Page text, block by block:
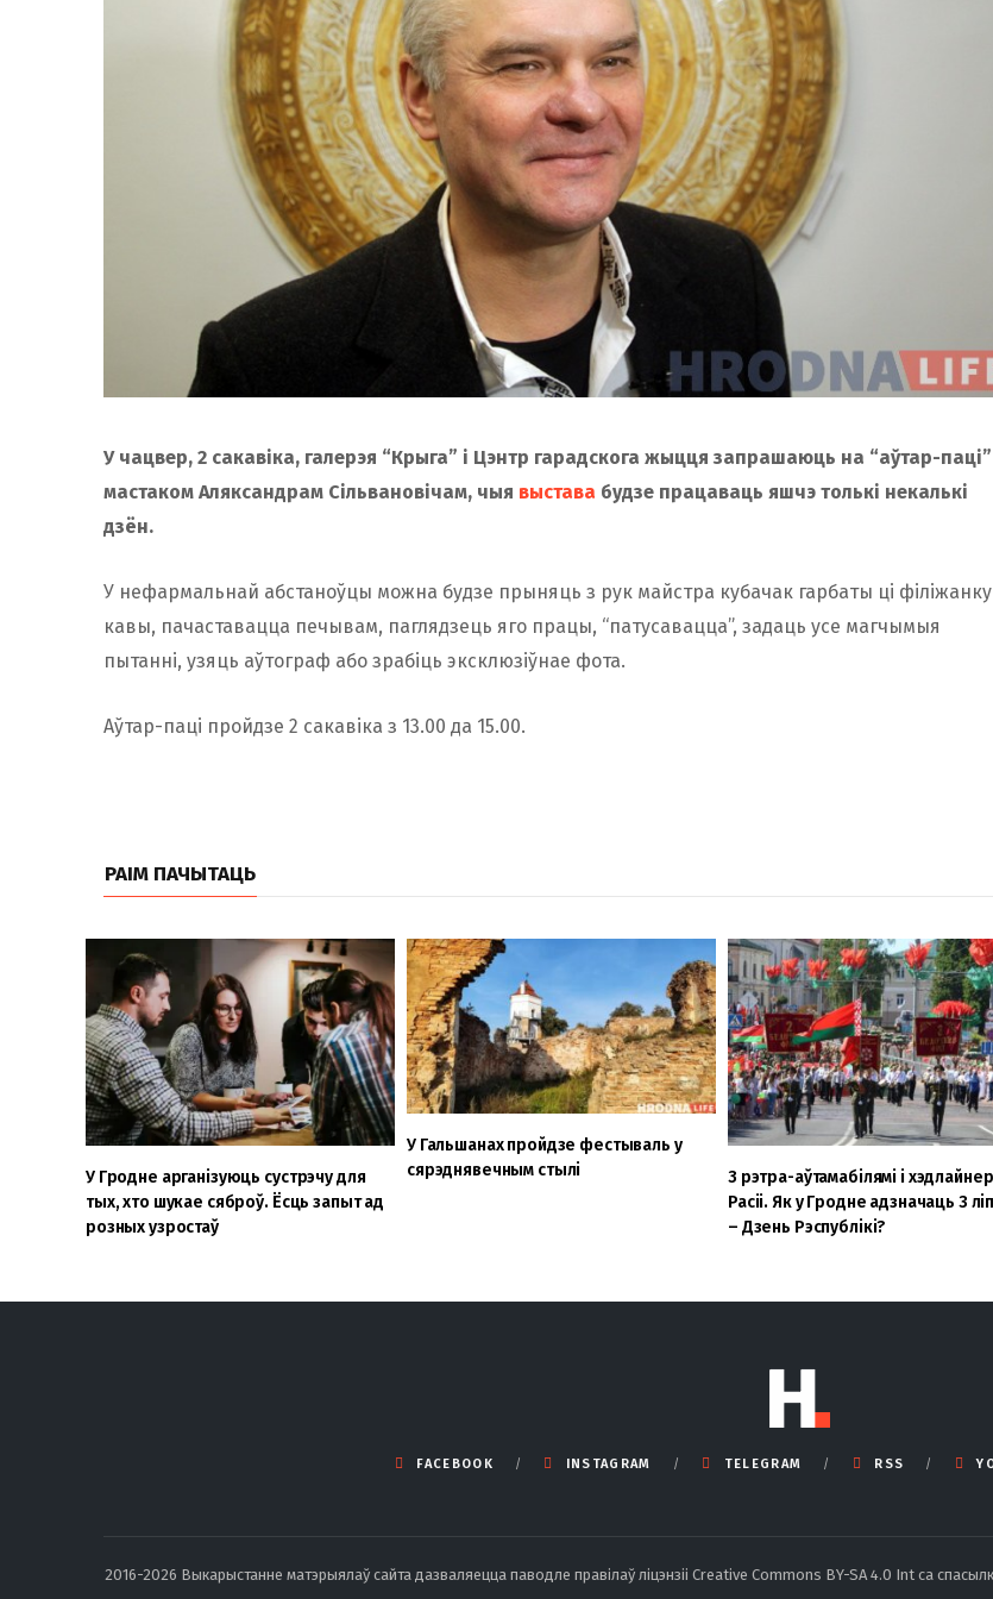
У чацвер, 2 сакавіка, галерэя “Крыга” і Цэнтр гарадскога жыцця запрашаюць на “аўтар-паці”
мастаком Аляксандрам Сільвановічам, чыя выстава будзе працаваць яшчэ толькі некалькі
дзён.
У нефармальнай абстаноўцы можна будзе прыняць з рук майстра кубачак гарбаты ці філіжанку
кавы, пачаставацца печывам, паглядзець яго працы, “патусавацца”, задаць усе магчымыя
пытанні, узяць аўтограф або зрабіць эксклюзіўнае фота.
Аўтар-паці пройдзе 2 сакавіка з 13.00 да 15.00.
РАІМ ПАЧЫТАЦЬ
У Гродне арганізуюць сустрэчу для
тых, хто шукае сяброў. Ёсць запыт ад
розных узростаў
У Гальшанах пройдзе фестываль у
сярэднявечным стылі
З рэтра-аўтамабілямі і
Расіі. Як у Гродне адзначаць 3
– Дзень Рэспублікі?
FACEBOOK INSTAGRAM TELEGRAM RSS
2016-2026 Выкарыстанне матэрыялаў сайта дазваляецца паводле правілаў ліцэнзіі Creative Commons BY-SA 4.0 Int са